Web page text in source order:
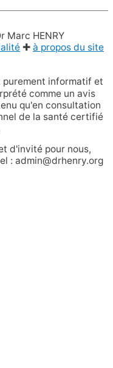
Marc HENRY
✚ à propos du site
informatif et
comme un avis
qu'en consultation
de la santé certifié
d'invité pour nous,
: admin@drhenry.org